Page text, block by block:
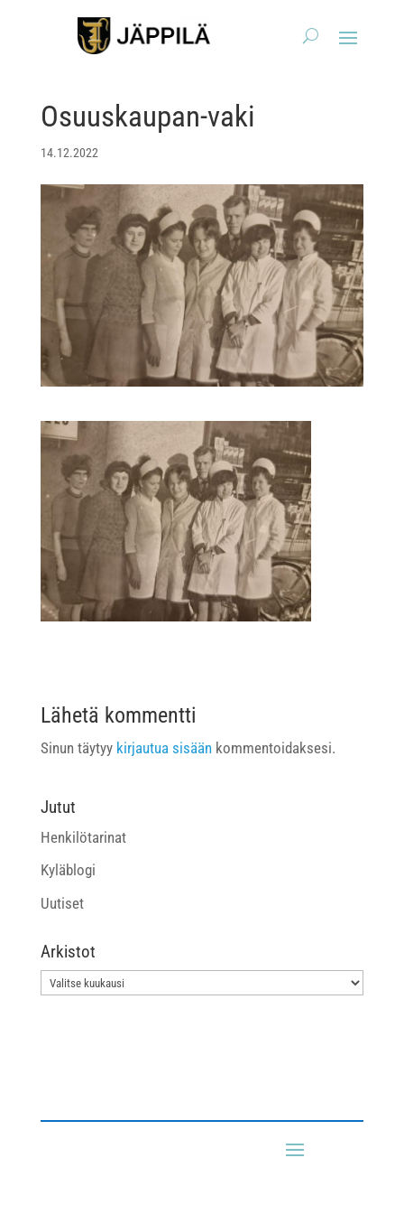
Osuuskaupan-vaki
14.12.2022
Lähetä kommentti
Sinun täytyy kirjautua sisäänkommentoidaksesi.
Jutut
Henkilötarinat
Kyläblogi
Uutiset
Arkistot
Arkistot